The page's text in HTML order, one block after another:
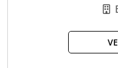
Mandanten-CRM
Rechnungswesen